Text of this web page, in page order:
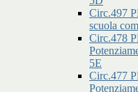
Circ.497
scuola
Circ.478
5E
Circ.477